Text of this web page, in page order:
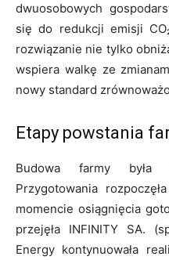
dwuosobowych
się do redukcji emisji
rozwiązanie nie tylko
wspiera walkę ze
nowy standard
Etapy powstania
Budowa farmy była
Przygotowania
momencie osiągnięcia
przejęła INFINITY SA.
Energy kontynuowała